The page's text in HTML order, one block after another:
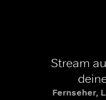
Stream
Fernseher,